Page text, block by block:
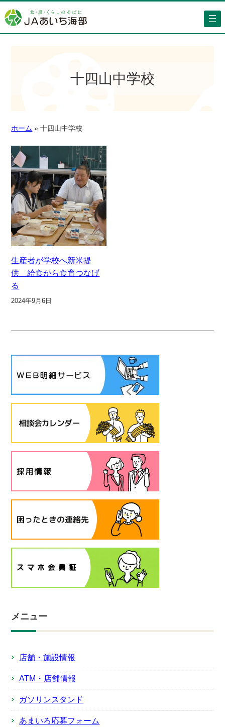
十四山中学校
ホーム » 十四山中学校
生産者が学校へ新米提
供 給食から食育つなげ
る
2024年9月6日
メニュー
店舗・施設情報
ATM・店舗情報
ガソリンスタンド
あまいろ応募フォーム